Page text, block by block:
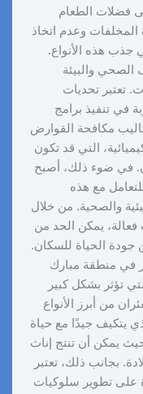
فضلات الطعام
المخلفات وعدم اتخاذ
جذب هذه الأنواع.
والبيئة
تعتبر تحديات
في تنفيذ برامج
مكافحة القوارض
التي قد تكون
في ضوء ذلك، أصبح
مع هذه
والصحية. من خلال
فعالة، يمكن الحد من
جودة الحياة للسكان.
في منطقة مبارك
تؤثر بشكل كبير
من أبرز الأنواع
يتكيف جيدًا مع حياة
حيث يمكن أن تنتج إناث
في كل ولادة. بجانب ذلك، تعتبر
على تطوير سلوكيات